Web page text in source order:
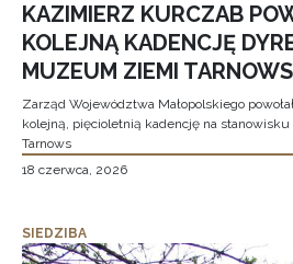
KAZIMIERZ KURCZAB
KOLEJNĄ KADENCJĘ
MUZEUM ZIEMI
Zarząd Województwa Małopolskiego
kolejną, pięcioletnią kadencję na
Tarnows
18 czerwca, 2026
SIEDZIBA